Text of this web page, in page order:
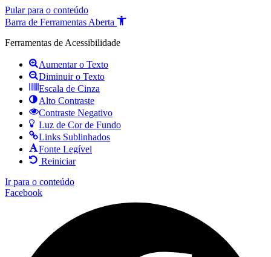
Pular para o conteúdo
Barra de Ferramentas Aberta
Ferramentas de Acessibilidade
Aumentar o Texto
Diminuir o Texto
Escala de Cinza
Alto Contraste
Contraste Negativo
Luz de Cor de Fundo
Links Sublinhados
Fonte Legível
Reiniciar
Ir para o conteúdo
Facebook